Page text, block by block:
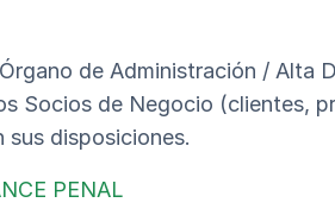
de Administración / Alta
Socios de Negocio (clientes,
sus disposiciones.
PENAL